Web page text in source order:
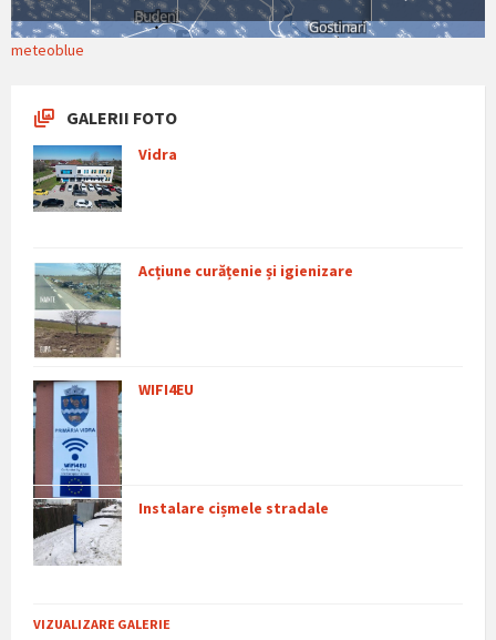
meteoblue
GALERII FOTO
Vidra
Acțiune curățenie și igienizare
WIFI4EU
Instalare cișmele stradale
VIZUALIZARE GALERIE